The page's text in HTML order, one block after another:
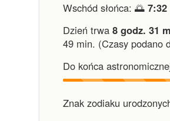
Wschód słońca: 🌅 7:32
Dzień trwa 8 godz. 31
49 min. (Czasy podano
Do końca
Znak zodiaku